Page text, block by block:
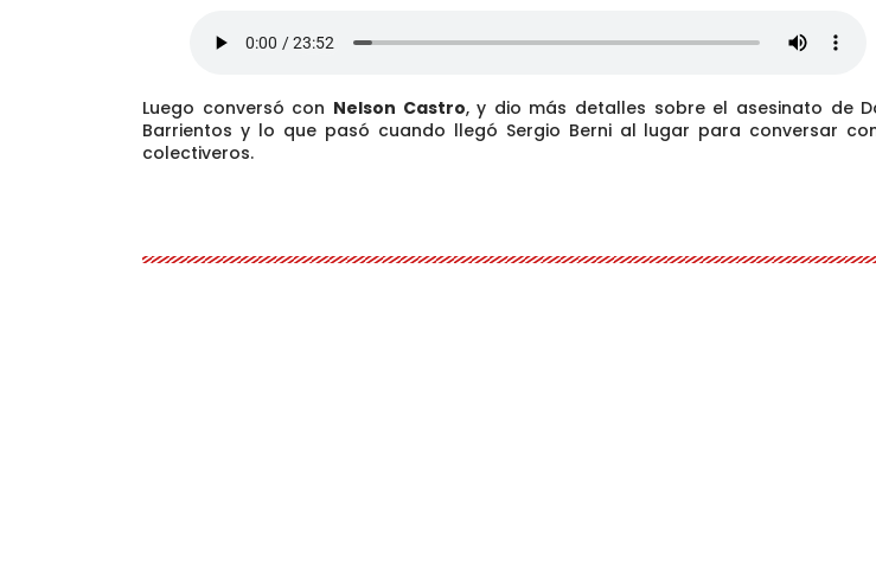
Luego conversó con Nelson Castro, y dio más detalles sobre el asesinato de
Barrientos y lo que pasó cuando llegó Sergio Berni al lugar para conversar
colectiveros.